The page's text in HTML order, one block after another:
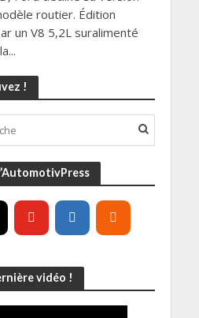
routier. Édition
un V8 5,2L suralimenté
!
vidéo !